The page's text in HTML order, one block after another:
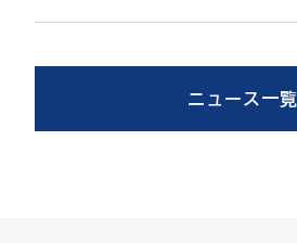
ニュース一覧